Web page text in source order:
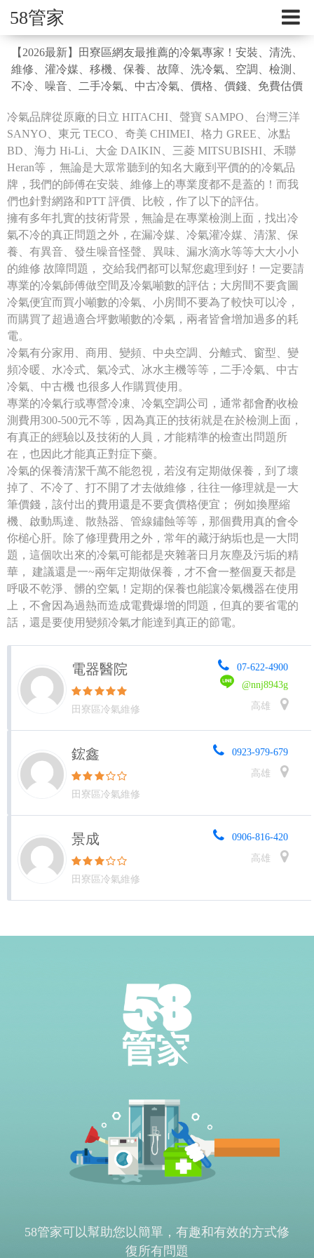
58管家
【2026最新】田寮區網友最推薦的冷氣專家！安裝、清洗、
維修、灌冷媒、移機、保養、故障、洗冷氣、空調、檢測、
不冷、噪音、二手冷氣、中古冷氣、價格、價錢、免費估價
冷氣品牌從原廠的日立 HITACHI、聲寶 SAMPO、台灣三洋
SANYO、東元 TECO、奇美 CHIMEI、格力 GREE、冰點
BD、海力 Hi-Li、大金 DAIKIN、三菱 MITSUBISHI、禾聯
Heran等， 無論是大眾常聽到的知名大廠到平價的的冷氣品
牌，我們的師傅在安裝、維修上的專業度都不是蓋的！而我
們也針對網路和PTT 評價、比較，作了以下的評估。
擁有多年扎實的技術背景，無論是在專業檢測上面，找出冷
氣不冷的真正問題之外，在漏冷媒、冷氣灌冷媒、清潔、保
養、有異音、發生噪音怪聲、異味、漏水滴水等等大大小小
的維修 故障問題， 交給我們都可以幫您處理到好！一定要請
專業的冷氣師傅做空間及冷氣噸數的評估；大房間不要貪圖
冷氣便宜而買小噸數的冷氣、小房間不要為了較快可以冷，
而購買了超過適合坪數噸數的冷氣，兩者皆會增加過多的耗
電。
冷氣有分家用、商用、變頻、中央空調、分離式、窗型、變
頻冷暖、水冷式、氣冷式、冰水主機等等，二手冷氣、中古
冷氣、中古機 也很多人作購買使用。
專業的冷氣行或專營冷凍、冷氣空調公司，通常都會酌收檢
測費用300-500元不等，因為真正的技術就是在於檢測上面，
有真正的經驗以及技術的人員，才能精準的檢查出問題所
在，也因此才能真正對症下藥。
冷氣的保養清潔千萬不能忽視，若沒有定期做保養，到了壞
掉了、不冷了、打不開了才去做維修，往往一修理就是一大
筆價錢，該付出的費用還是不要貪價格便宜； 例如換壓縮
機、啟動馬達、散熱器、管線鏽蝕等等，那個費用真的會令
你槌心肝。除了修理費用之外，常年的藏汙納垢也是一大問
題，這個吹出來的冷氣可能都是夾雜著日月灰塵及污垢的精
華， 建議還是一~兩年定期做保養，才不會一整個夏天都是
呼吸不乾淨、髒的空氣！定期的保養也能讓冷氣機器在使用
上，不會因為過熱而造成電費爆增的問題，但真的要省電的
話，還是要使用變頻冷氣才能達到真正的節電。
電器醫院
田寮區冷氣維修
07-622-4900
@nnj8943g
高雄
鋐鑫
田寮區冷氣維修
0923-979-679
高雄
景成
田寮區冷氣維修
0906-816-420
高雄
58管家可以幫助您以簡單，有趣和有效的方式修
復所有問題